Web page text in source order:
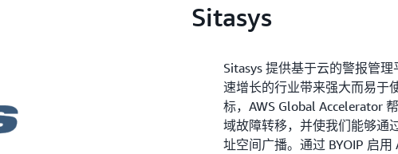
Sitasys
Sitasys 提供基于云的警报管
速增长的行业带来强大而易于
标，AWS Global Accelerator
域故障转移，并使我们能够通
址空间广播。通过 BYOIP 启用